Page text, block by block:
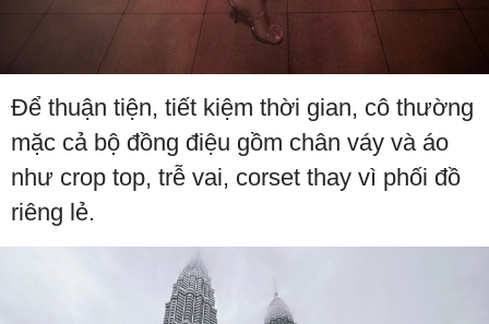
Để thuận tiện, tiết kiệm thời gian, cô thường
mặc cả bộ đồng điệu gồm chân váy và áo
như crop top, trễ vai, corset thay vì phối đồ
riêng lẻ.